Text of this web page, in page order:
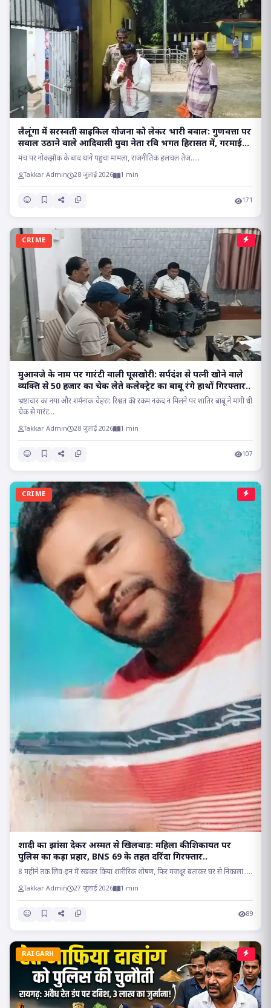
लैलूंगा में सरस्वती साइकिल योजना को लेकर भारी बवाल: गुणवत्ता पर
सवाल उठाने वाले आदिवासी युवा नेता रवि भगत हिरासत में, गरमाई
सियासत..
मंच पर नोकझोंक के बाद थाने पहुंचा मामला, राजनीतिक हलचल तेज.....
Takkar Admin 28 जुलाई 2026 1 min
171
CRIME
मुआवजे के नाम पर गारंटी वाली घूसखोरी: सर्पदंश से पत्नी खोने वाले
व्यक्ति से 50 हजार का चेक लेते कलेक्ट्रेट का बाबू रंगे हाथों गिरफ्तार..
भ्रष्टाचार का नया और शर्मनाक चेहरा: रिश्वत की रकम नकद न मिलने पर शातिर बाबू ने मांगी थी
चेक से गारंट...
Takkar Admin 28 जुलाई 2026 1 min
107
CRIME
शादी का झांसा देकर अस्मत से खिलवाड़: महिला की शिकायत पर
पुलिस का कड़ा प्रहार, BNS 69 के तहत दरिंदा गिरफ्तार..
8 महीने तक लिव-इन में रखकर किया शारीरिक शोषण, फिर मजदूर बताकर घर से निकाला.....
Takkar Admin 27 जुलाई 2026 1 min
89
RAIGARH